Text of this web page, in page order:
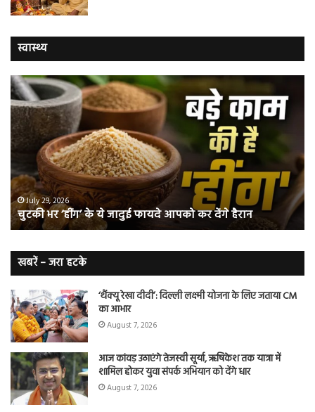
स्वास्थ्य
चुटकी
भर
‘हींग’
के
ये
फायदे
आपको
कर
देंगे
हैरान
July 29, 2026
चुटकी भर ‘हींग’ के ये जादुई फायदे आपको कर देंगे हैरान
भी
हो
हैं
खबरें – जरा हटके
‘थैंक्यू रेखा दीदी’: दिल्ली लक्ष्मी योजना के लिए जताया CM
का आभार
August 7, 2026
आज कांवड़ उठाएंगे तेजस्वी सूर्या, ऋषिकेश तक यात्रा में
शामिल होकर युवा संपर्क अभियान को देंगे धार
August 7, 2026